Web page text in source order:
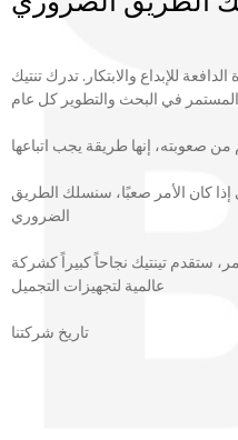
للإبداع والابتكار. تدرك تنتيك
في البحث والتطوير كل عام
صعوبته، إنها طريقة يجب اتباعها
كان الأمر صعبًا، سنسلك الطريق
الضروري
ستقدم تينتيك نجاحاً كبيراً كشركة
عالمية لتجهيزات التجميل
تاريخ شركتنا